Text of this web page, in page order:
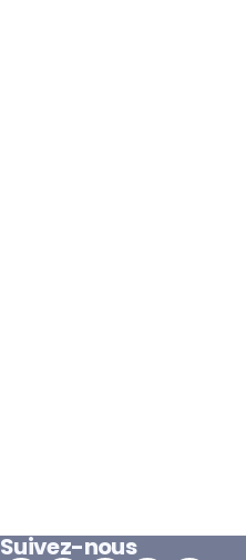
Suivez-nous